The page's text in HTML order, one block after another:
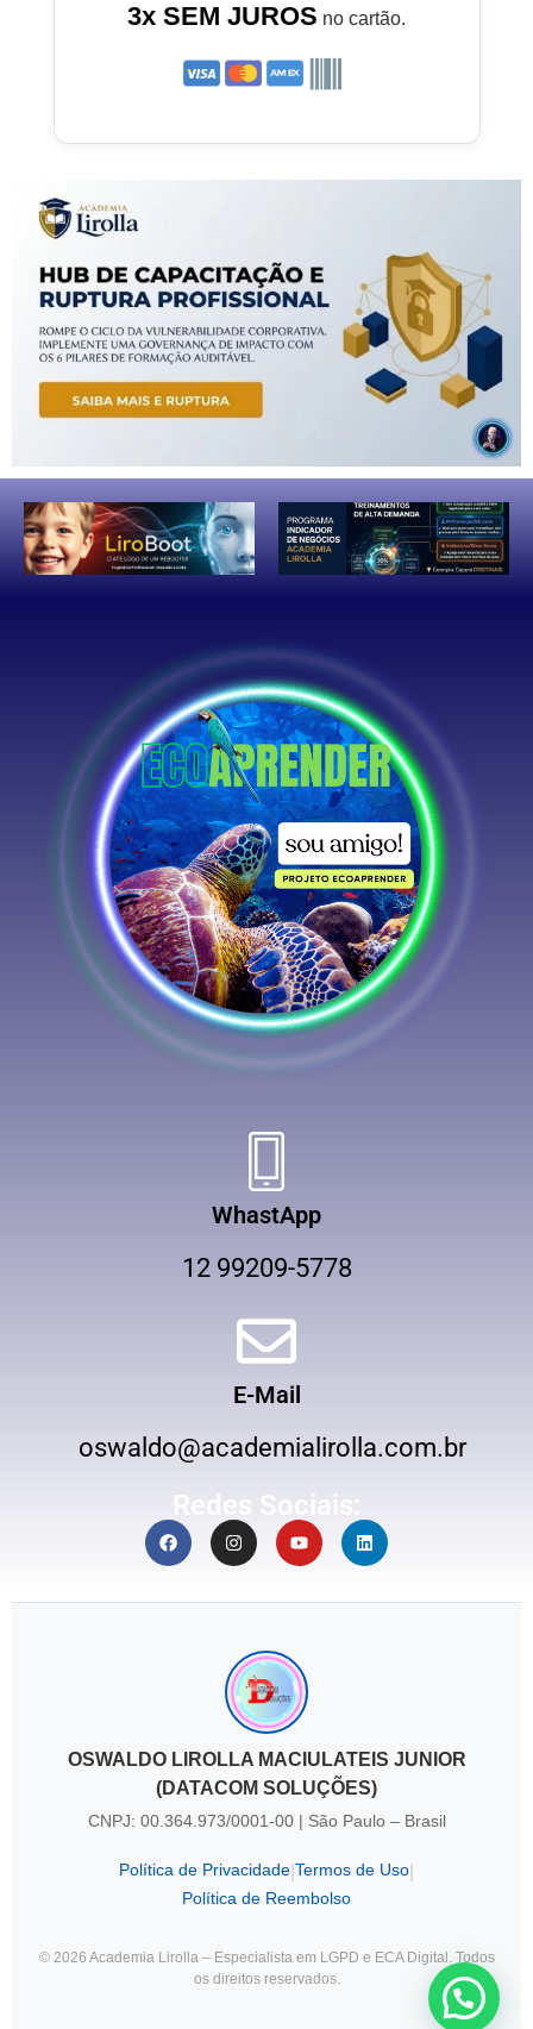
3x SEM JUROS no cartão.
WhastApp
12 99209-5778
E-Mail
oswaldo@academialirolla.com.br
Redes Sociais:
OSWALDO LIROLLA MACIULATEIS JUNIOR
(DATACOM SOLUÇÕES)
CNPJ: 00.364.973/0001-00 | São Paulo – Brasil
Política de Privacidade Termos de Uso
Política de Reembolso
© 2026 Academia Lirolla – Especialista em LGPD e ECA Digital. Todos
os direitos reservados.